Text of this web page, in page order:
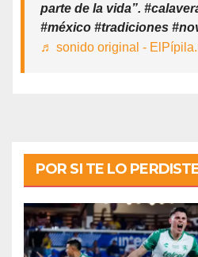
parte de la vida”.
#méxico #tradiciones
♬ sonido original -
POR SI TE LO